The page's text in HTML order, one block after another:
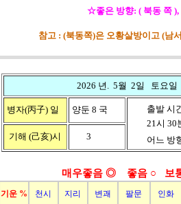
☆좋은 방향: ( 북동 쪽
참고 : (북동쪽)은 오황살방이고 (남
2026 년. 5월 2일 토요일
병자(丙子) 일 양둔 8 국
출발 시
21시 30분
어느 방향
기해 (己亥)시 3
매우좋음 ◎ 좋음 ○ 보
기운 % 천시 지리 변괘 팔문 인화